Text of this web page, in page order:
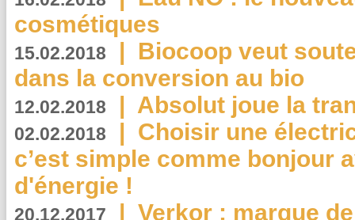
cosmétiques
15.02.2018 | Biocoop veut
dans la conversion au bio
12.02.2018 | Absolut joue la
02.02.2018 | Choisir une
c’est simple comme bonjour
d'énergie !
20.12.2017 | Verkor : marque